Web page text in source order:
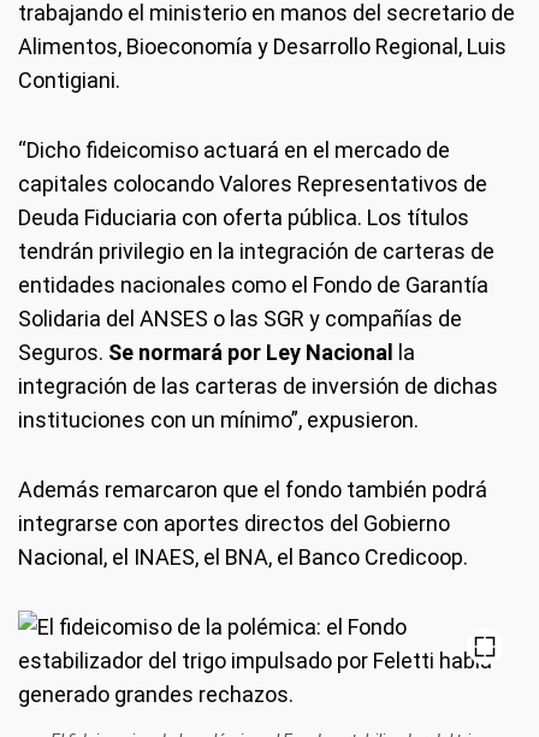
trabajando el ministerio en manos del secretario de
Alimentos, Bioeconomía y Desarrollo Regional, Luis
Contigiani.
“Dicho fideicomiso actuará en el mercado de
capitales colocando Valores Representativos de
Deuda Fiduciaria con oferta pública. Los títulos
tendrán privilegio en la integración de carteras de
entidades nacionales como el Fondo de Garantía
Solidaria del ANSES o las SGR y compañías de
Seguros. Se normará por Ley Nacional
la
integración de las carteras de inversión de dichas
instituciones con un mínimo”, expusieron.
Además remarcaron que el fondo también podrá
integrarse con aportes directos del Gobierno
Nacional, el INAES, el BNA, el Banco Credicoop.